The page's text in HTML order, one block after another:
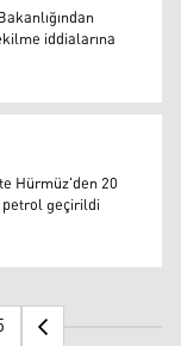
iddialarına
varil petrol
Hürmüz'den 20
geçirildi